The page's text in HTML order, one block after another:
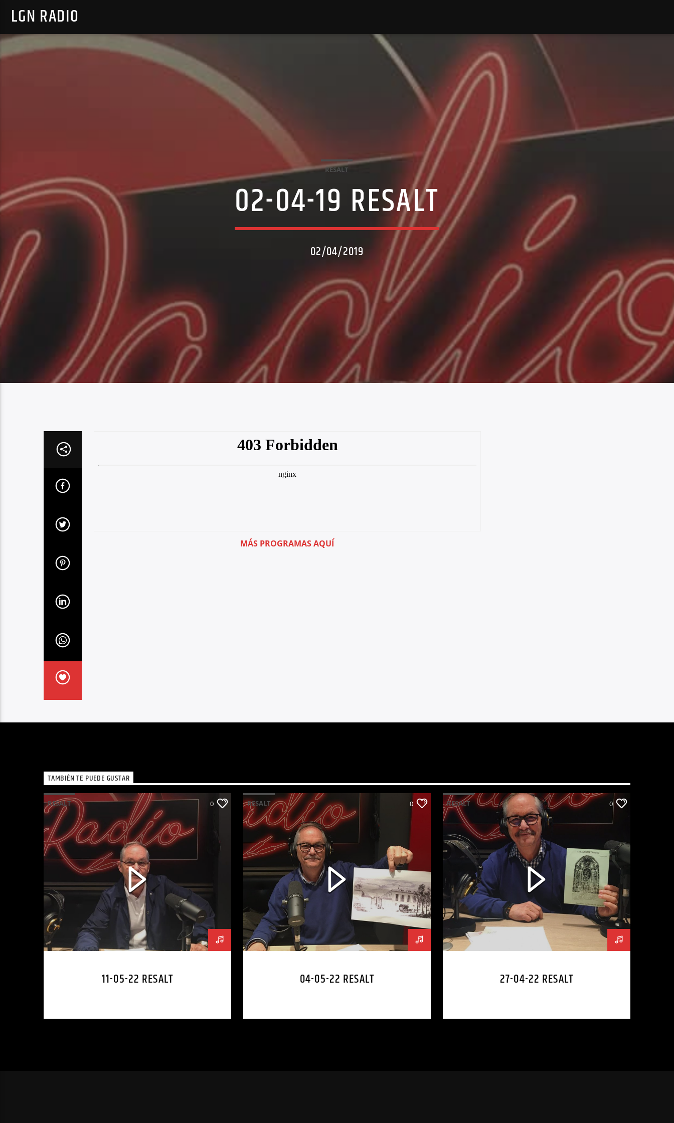
LGN RADIO
RESALT
02-04-19 RESALT
02/04/2019
MÁS PROGRAMAS AQUÍ
TAMBIÉN TE PUEDE GUSTAR
RESALT 0
11-05-22 RESALT
RESALT 0
04-05-22 RESALT
RESALT 0
27-04-22 RESALT